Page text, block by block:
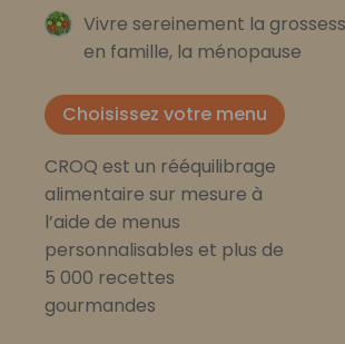
Vivre sereinement la
en famille, la ménopause
Choisissez votre menu
CROQ est un rééquilibrage
alimentaire sur mesure à
l’aide de menus
personnalisables et plus de
5 000 recettes
gourmandes